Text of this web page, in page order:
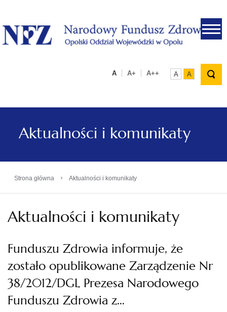
.
A A+ A++ A A
Aktualności i komunikaty
Strona główna › Aktualności i komunikaty
Aktualności i komunikaty
Funduszu Zdrowia informuje, że
zostało opublikowane Zarządzenie Nr
38/2012/DGL Prezesa Narodowego
Funduszu Zdrowia z…